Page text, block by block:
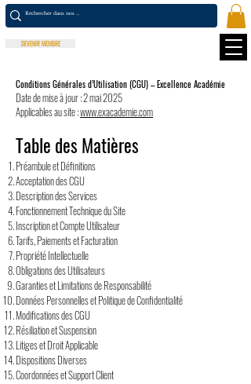
DEVENIR MEMBRE
Conditions Générales d’Utilisation (CGU) – Excellence Académie
Date de mise à jour : 2 mai 2025
Applicables au site :www.exacademie.com
Table des Matières
Préambule et Définitions
Acceptation des CGU
Description des Services
Fonctionnement Technique du Site
Inscription et Compte Utilisateur
Tarifs, Paiements et Facturation
Propriété Intellectuelle
Obligations des Utilisateurs
Garanties et Limitations de Responsabilité
Données Personnelles et Politique de Confidentialité
Modifications des CGU
Résiliation et Suspension
Litiges et Droit Applicable
Dispositions Diverses
Coordonnées et Support Client